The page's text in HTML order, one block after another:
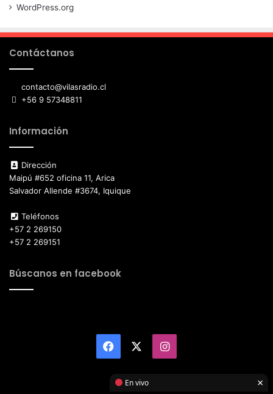
WordPress.org
Contáctanos
contacto@vilasradio.cl
+56 9 57348811
Información
Dirección
Maipú #652 oficina 11, Arica
Salvador Allende #3674, Iquique
Teléfonos
+57 2 269150
+57 2 269151
Búscanos en facebook
Facebook Instagram
En vivo ×